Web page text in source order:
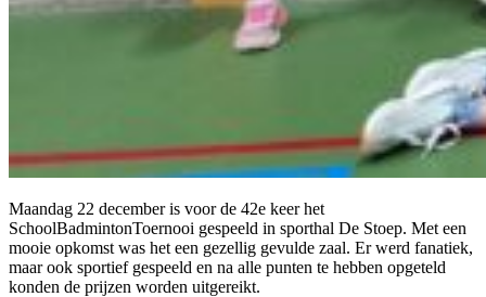
Maandag 22 december is voor de 42e keer het
SchoolBadmintonToernooi gespeeld in sporthal De Stoep. Met een
mooie opkomst was het een gezellig gevulde zaal. Er werd fanatiek,
maar ook sportief gespeeld en na alle punten te hebben opgeteld
konden de prijzen worden uitgereikt.